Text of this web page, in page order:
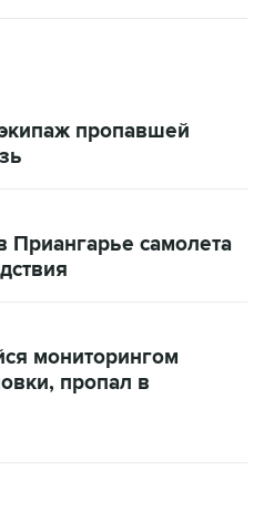
пропавшей
самолета
мониторингом
пропал в